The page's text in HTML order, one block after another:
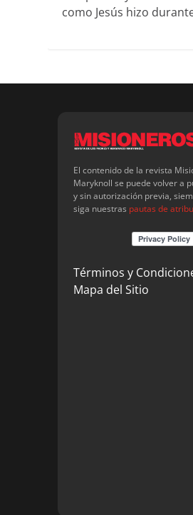
como Jesús hizo
El contenido de la revista
Maryknoll se puede volver a
y sin autorización previa,
siga nuestras pautas de
Términos y
Mapa del Sitio